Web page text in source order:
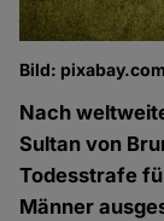
Bild:
Nach
Sultan von
Todesstrafe
Männer